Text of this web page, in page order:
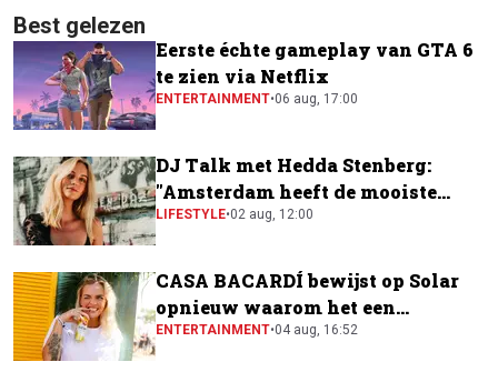
Best gelezen
Eerste échte gameplay van GTA 6
te zien via Netflix
ENTERTAINMENT•06 aug, 17:00
DJ Talk met Hedda Stenberg:
"Amsterdam heeft de mooiste
festivalscene van Europa"
LIFESTYLE•02 aug, 12:00
CASA BACARDÍ bewijst op Solar
opnieuw waarom het een
festivalfavoriet is
ENTERTAINMENT•04 aug, 16:52